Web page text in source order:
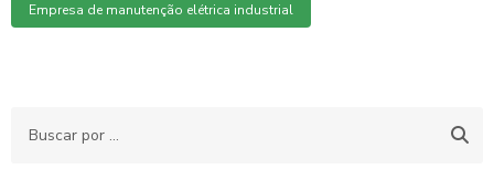
Empresa de manutenção elétrica industrial